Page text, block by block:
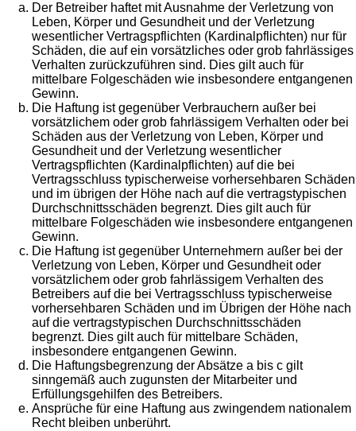
Der Betreiber haftet mit Ausnahme der Verletzung von
Leben, Körper und Gesundheit und der Verletzung
wesentlicher Vertragspflichten (Kardinalpflichten) nur für
Schäden, die auf ein vorsätzliches oder grob fahrlässiges
Verhalten zurückzuführen sind. Dies gilt auch für
mittelbare Folgeschäden wie insbesondere entgangenen
Gewinn.
Die Haftung ist gegenüber Verbrauchern außer bei
vorsätzlichem oder grob fahrlässigem Verhalten oder bei
Schäden aus der Verletzung von Leben, Körper und
Gesundheit und der Verletzung wesentlicher
Vertragspflichten (Kardinalpflichten) auf die bei
Vertragsschluss typischerweise vorhersehbaren Schäden
und im übrigen der Höhe nach auf die vertragstypischen
Durchschnittsschäden begrenzt. Dies gilt auch für
mittelbare Folgeschäden wie insbesondere entgangenen
Gewinn.
Die Haftung ist gegenüber Unternehmern außer bei der
Verletzung von Leben, Körper und Gesundheit oder
vorsätzlichem oder grob fahrlässigem Verhalten des
Betreibers auf die bei Vertragsschluss typischerweise
vorhersehbaren Schäden und im Übrigen der Höhe nach
auf die vertragstypischen Durchschnittsschäden
begrenzt. Dies gilt auch für mittelbare Schäden,
insbesondere entgangenen Gewinn.
Die Haftungsbegrenzung der Absätze a bis c gilt
sinngemäß auch zugunsten der Mitarbeiter und
Erfüllungsgehilfen des Betreibers.
Ansprüche für eine Haftung aus zwingendem nationalem
Recht bleiben unberührt.